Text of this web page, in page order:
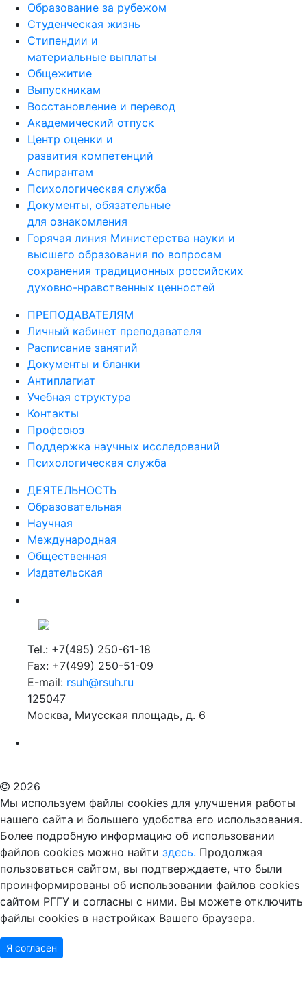
Образование за рубежом
Студенческая жизнь
Стипендии и
материальные выплаты
Общежитие
Выпускникам
Восстановление и перевод
Академический отпуск
Центр оценки и
развития компетенций
Аспирантам
Психологическая служба
Документы, обязательные
для ознакомления
Горячая линия Министерства науки и
высшего образования по вопросам
сохранения традиционных российских
духовно-нравственных ценностей
ПРЕПОДАВАТЕЛЯМ
Личный кабинет преподавателя
Расписание занятий
Документы и бланки
Антиплагиат
Учебная структура
Контакты
Профсоюз
Поддержка научных исследований
Психологическая служба
ДЕЯТЕЛЬНОСТЬ
Образовательная
Научная
Международная
Общественная
Издательская
Tel.: +7(495) 250-61-18
Fax: +7(499) 250-51-09
E-mail: rsuh@rsuh.ru
125047
Москва, Миусская площадь, д. 6
2026
Мы используем файлы cookies для улучшения работы
нашего сайта и большего удобства его использования.
Более подробную информацию об использовании
файлов cookies можно найти здесь. Продолжая
пользоваться сайтом, вы подтверждаете, что были
проинформированы об использовании файлов cookies
сайтом РГГУ и согласны с ними. Вы можете отключить
файлы cookies в настройках Вашего браузера.
Я согласен